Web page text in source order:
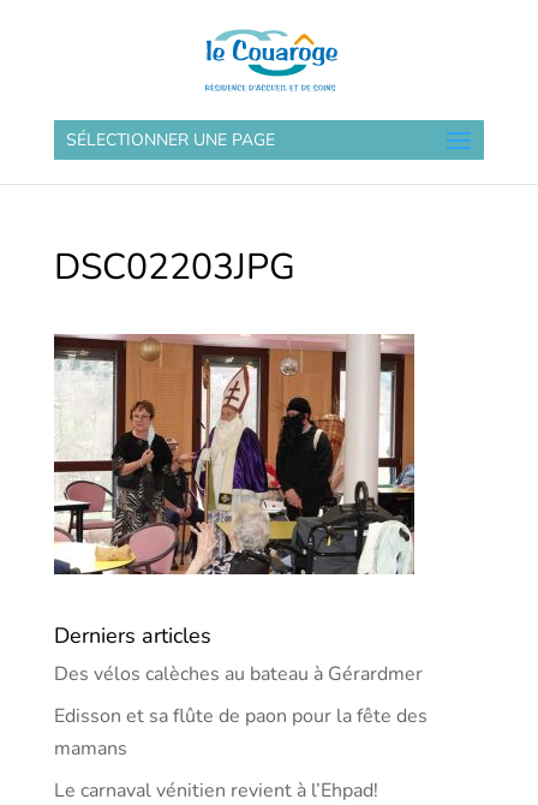
SÉLECTIONNER UNE PAGE
DSC02203JPG
Derniers articles
Des vélos calèches au bateau à Gérardmer
Edisson et sa flûte de paon pour la fête des
mamans
Le carnaval vénitien revient à l’Ehpad!